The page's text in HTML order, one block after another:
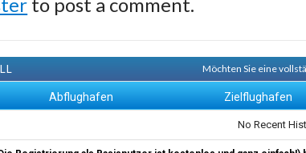
Möchten Sie eine
Abflughafen Zielflughafen
No Recent